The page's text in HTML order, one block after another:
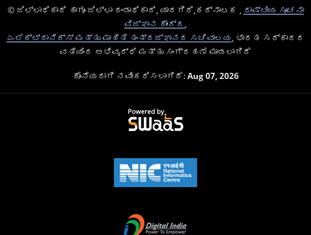
© ಜಿಲ್ಲಾಧಿಕಾರಿ ಹಾಗೂ ಜಿಲ್ಲಾ ದಂಡಾಧಿಕಾರಿ, ಯಾದಗಿರಿ,ಕರ್ನಾಟಕ ,
ರಾಷ್ಟೀಯ ಸೂಚನಾ
ವಿಜ್ಞಾನ ಕೇಂದ್ರ
ಎಲೆಕ್ಟ್ರಾನಿಕ್ಸ್ ಮತ್ತು ಮಾಹಿತಿ ತಂತ್ರಜ್ಞಾನದ ಸಚಿವಾಲಯ , ಭಾರತ ಸರ್ಕಾರದ
ವತಿಯಿಂದ ಅಭಿವೃದ್ಧಿ ಮತ್ತು ಸಂಗ್ರಹಣೆ ಮಾಡಲಾಗಿದೆ
ಕೊನೆಯದಾಗಿ ನವೀಕರಿಸಲಾಗಿದೆ:Aug 07, 2026